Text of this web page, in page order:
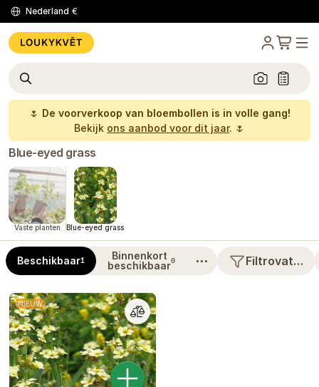
Nederland €
🌷 De voorverkoop van bloembollen is in volle gang!
Bekijk ons aanbod voor dit jaar. 🌷
Blue-eyed grass
Vaste planten Blue-eyed grass
Beschikbaar1
Binnenkort
beschikbaar0 ⋯ Filtrovat…
NIEUW